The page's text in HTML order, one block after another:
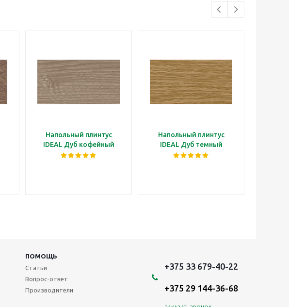
Напольный плинтус
IDEAL Дуб кофейный
Напольный плинтус
IDEAL Дуб темный
ПОМОЩЬ
Статьи
Вопрос-ответ
Производители
+375 33 679-40-22
+375 29 144-36-68